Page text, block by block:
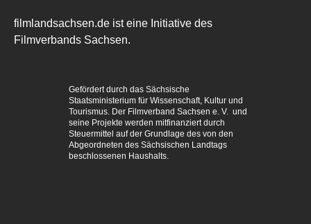
filmlandsachsen.de ist eine Initiative des
Filmverbands Sachsen.
Gefördert durch das Sächsische
Staatsministerium für Wissenschaft, Kultur und
Tourismus. Der Filmverband Sachsen e. V. und
seine Projekte werden mitfinanziert durch
Steuermittel auf der Grundlage des von den
Abgeordneten des Sächsischen Landtags
beschlossenen Haushalts.